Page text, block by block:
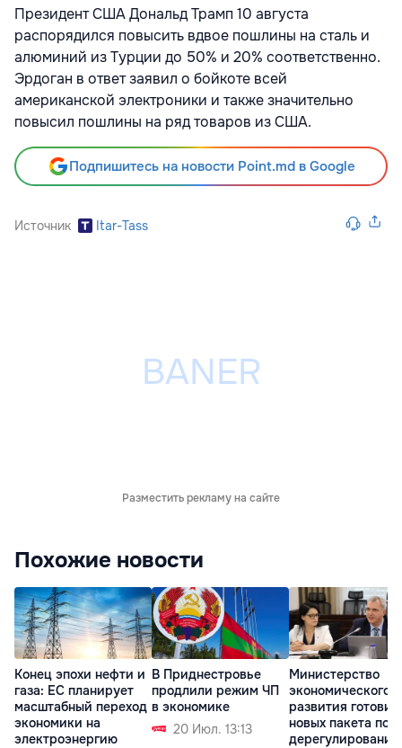
Президент США Дональд Трамп 10 августа
распорядился повысить вдвое пошлины на сталь и
алюминий из Турции до 50% и 20% соответственно.
Эрдоган в ответ заявил о бойкоте всей
американской электроники и также значительно
повысил пошлины на ряд товаров из США.
Подпишитесь на новости Point.md в Google
Источник Itar-Tass
Разместить рекламу на сайте
Похожие новости
Конец эпохи нефти и
газа: ЕС планирует
масштабный переход
экономики на
электроэнергию
В Приднестровье
продлили режим ЧП
в экономике
20 Июл. 13:13
Министерство
экономического
развития
новых пакета по
дерегулированию